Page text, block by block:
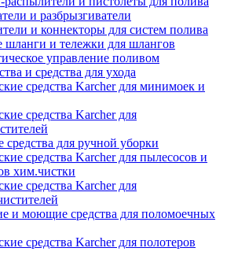
и разбрызгиватели
и коннекторы для систем полива
шланги и тележки для шлангов
управление поливом
и средства для ухода
средства Karcher для минимоек и
средства Karcher для
для ручной уборки
средства Karcher для пылесосов и
хим.чистки
средства Karcher для
и моющие средства для поломоечных
средства Karcher для полотеров